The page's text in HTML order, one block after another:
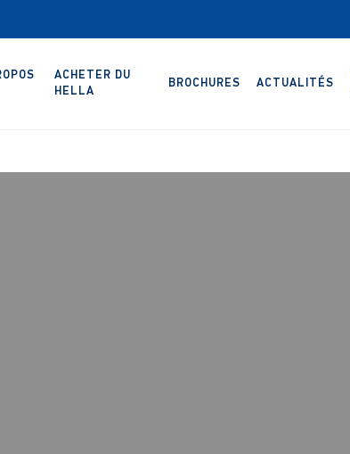
ACHETER DU
HELLA
BROCHURES ACTUALITÉS